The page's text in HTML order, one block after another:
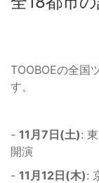
TOOBOEの全国
す。
- 11月7日(土):
開演
- 11月12日(木):